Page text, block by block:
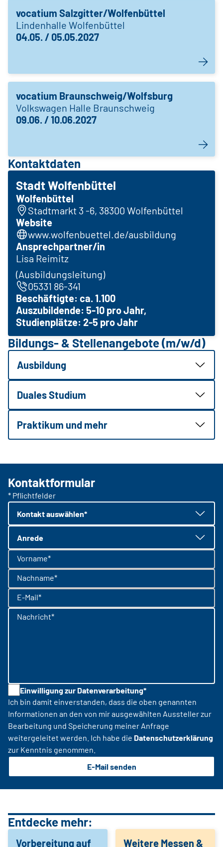
vocatium Salzgitter/Wolfenbüttel
Lindenhalle Wolfenbüttel
04.05. / 05.05.2027
vocatium Braunschweig/Wolfsburg
Volkswagen Halle Braunschweig
09.06. / 10.06.2027
Kontaktdaten
Stadt Wolfenbüttel
Wolfenbüttel
Stadtmarkt 3 -6, 38300 Wolfenbüttel
Website
www.wolfenbuettel.de/ausbildung
Ansprechpartner/in
Lisa Reimitz
(Ausbildungsleitung)
05331 86-341
Beschäftigte: ca. 1.100
Auszubildende: 5-10 pro Jahr,
Studienplätze: 2-5 pro Jahr
Bildungs- & Stellenangebote (m/w/d)
Ausbildung
Duales Studium
Praktikum und mehr
Kontaktformular
* Pflichtfelder
Kontakt auswählen*
Anrede
Vorname*
Nachname*
E-Mail*
Nachricht*
Einwilligung zur Datenverarbeitung*
Ich bin damit einverstanden, dass die oben genannten
Informationen an den von mir ausgewählten Aussteller zur
Bearbeitung und Speicherung meiner Anfrage
weitergeleitet werden. Ich habe die Datenschutzerklärung
zur Kenntnis genommen.
E-Mail senden
Entdecke mehr:
Vorbereitung auf Weitere Messen &